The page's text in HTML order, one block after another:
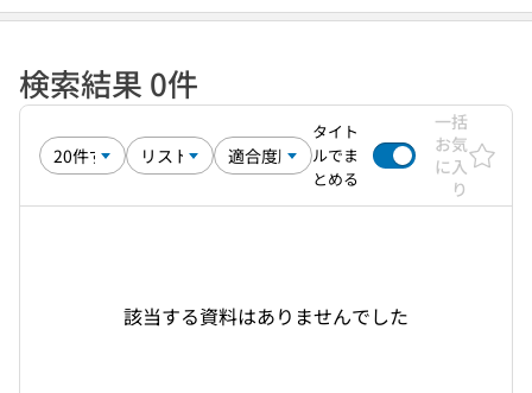
検索結果 0件
タイト
ルでま
とめる
一括
お気
に入
り
該当する資料はありませんでした